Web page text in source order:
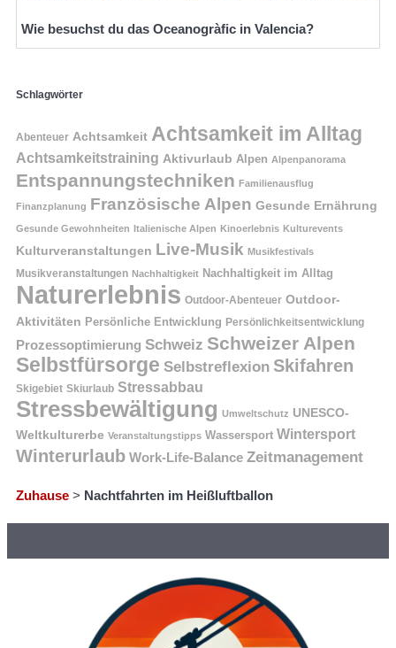
Wie besuchst du das Oceanogràfic in Valencia?
Schlagwörter
Abenteuer Achtsamkeit Achtsamkeit im Alltag
Achtsamkeitstraining Aktivurlaub Alpen Alpenpanorama
Entspannungstechniken Familienausflug
Finanzplanung Französische Alpen Gesunde Ernährung
Gesunde Gewohnheiten Italienische Alpen Kinoerlebnis Kulturevents
Kulturveranstaltungen Live-Musik Musikfestivals
Musikveranstaltungen Nachhaltigkeit Nachhaltigkeit im Alltag
Naturerlebnis Outdoor-Abenteuer Outdoor-
Aktivitäten Persönliche Entwicklung Persönlichkeitsentwicklung
Prozessoptimierung Schweiz Schweizer Alpen
Selbstfürsorge Selbstreflexion Skifahren
Skigebiet Skiurlaub Stressabbau
Stressbewältigung Umweltschutz UNESCO-
Weltkulturerbe Veranstaltungstipps Wassersport Wintersport
Winterurlaub Work-Life-Balance Zeitmanagement
Zuhause > Nachtfahrten im Heißluftballon